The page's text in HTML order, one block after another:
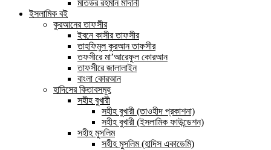
মতিউর রহমান মাদানী
ইসলামিক বই
কুরআনের তাফসীর
ইবনে কাসীর তাফসীর
তাহফিমুল কুরআন তাফসীর
তফসীরে মা’আরেফুল কোরআন
তাফসীরে জালালাইন
বাংলা কোরআন
হাদিসের কিতাবসমূহ
সহীহ বুখারী
সহীহ বুখারী (তাওহীদ প্রকাশনা)
সহীহ বুখারী (ইসলামিক ফাউন্ডেশন)
সহীহ মুসলিম
সহীহ মুসলিম (হাদিস একাডেমি)